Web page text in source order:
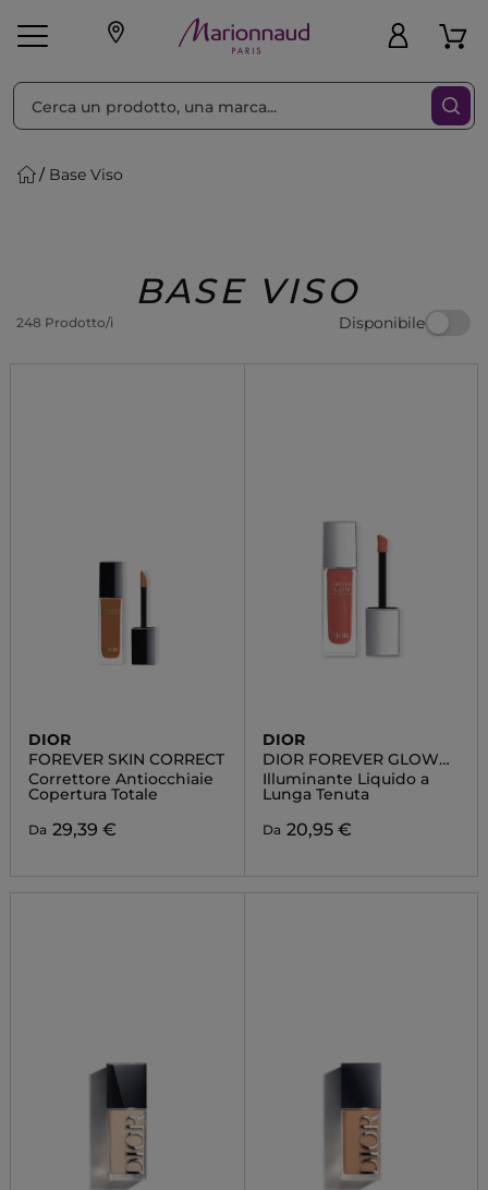
Make-up
Regalo
Base Viso
BASE VISO
248 Prodotto/i Disponibile
Ordina per Filtra
DIOR
FOREVER SKIN CORRECT
Correttore Antiocchiaie
Copertura Totale
Da 29,39 €
DIOR
DIOR FOREVER GLOW
MAXIMIZER
Illuminante Liquido a
Lunga Tenuta
Da 20,95 €